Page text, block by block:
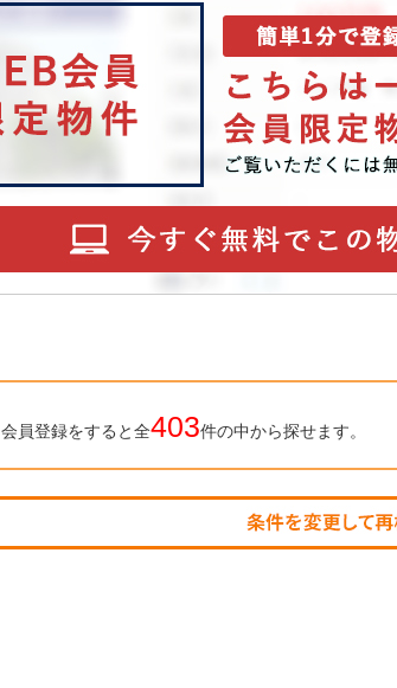
会員登録をすると全403件の中から探せます。